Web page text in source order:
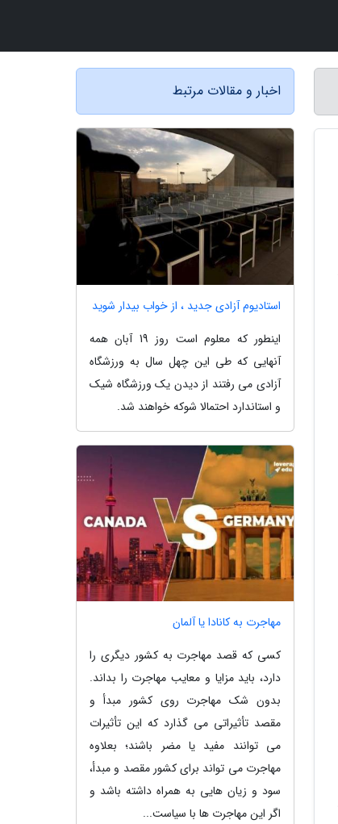
اخبار و مقالات مرتبط
استادیوم آزادی جدید ، از خواب بیدار شوید
اینطور که معلوم است روز 19 آبان همه
آنهایی که طی این چهل سال به ورزشگاه
آزادی می رفتند از دیدن یک ورزشگاه شیک
و استاندارد احتمالا شوکه خواهند شد.
مهاجرت به کانادا یا آلمان
کسی که قصد مهاجرت به کشور دیگری را
دارد، باید مزایا و معایب مهاجرت را بداند.
بدون شک مهاجرت روی کشور مبدأ و
مقصد تأثیراتی می گذارد که این تأثیرات
می توانند مفید یا مضر باشند؛ بعلاوه
مهاجرت می تواند برای کشور مقصد و مبدأ،
سود و زیان هایی به همراه داشته باشد و
اگر این مهاجرت ها با سیاست...